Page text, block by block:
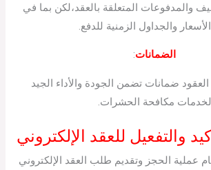
والمدفوعات المتعلقة بالعقد،لكن بما في
والجداول الزمنية للدفع.
الضمانات:
ضمانات تضمن الجودة والأداء الجيد
لخدمات مكافحة الحشرات.
والتفعيل للعقد الإلكتروني
عملية الحجز وتقديم طلب العقد الإلكتروني